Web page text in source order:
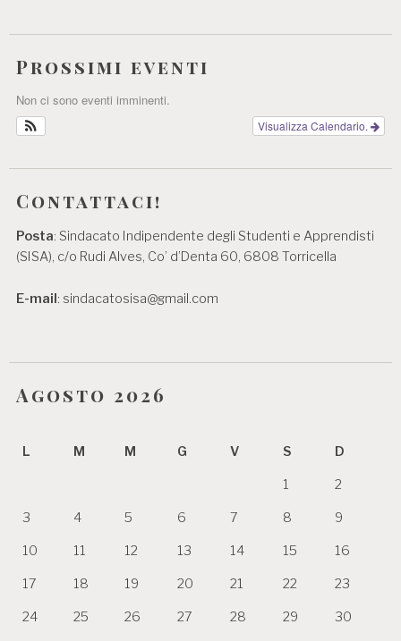
Prossimi eventi
Non ci sono eventi imminenti.
Visualizza Calendario.
Contattaci!
Posta: Sindacato Indipendente degli Studenti e Apprendisti
(SISA), c/o Rudi Alves, Co’ d’Denta 60, 6808 Torricella
E-mail: sindacatosisa@gmail.com
Agosto 2026
L M M G V S D
1 2
3 4 5 6 7 8 9
10 11 12 13 14 15 16
17 18 19 20 21 22 23
24 25 26 27 28 29 30